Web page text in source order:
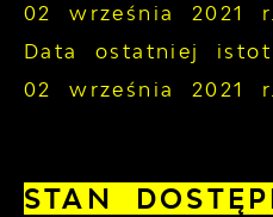
02 września 2021 r.
Data ostatniej
02 września 2021 r.
STAN